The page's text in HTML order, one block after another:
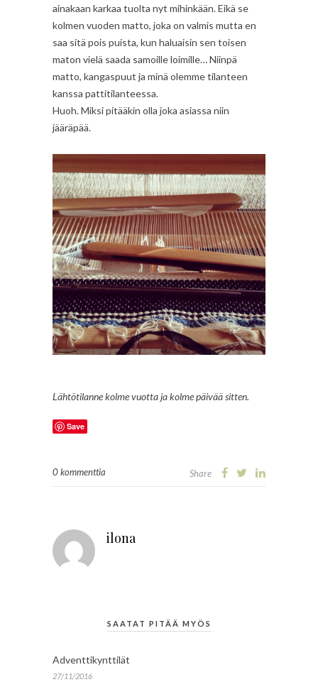
ainakaan karkaa tuolta nyt mihinkään. Eikä se
kolmen vuoden matto, joka on valmis mutta en
saa sitä pois puista, kun haluaisin sen toisen
maton vielä saada samoille loimille… Niinpä
matto, kangaspuut ja minä olemme tilanteen
kanssa pattitilanteessa.
Huoh. Miksi pitääkin olla joka asiassa niin
jääräpää.
Lähtötilanne kolme vuotta ja kolme päivää sitten.
Save
0 kommenttia Share
ilona
SAATAT PITÄÄ MYÖS
Adventtikynttilät
27/11/2016